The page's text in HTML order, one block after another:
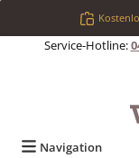
Zum Hauptinhalt
Service-Hotline:
Navigation